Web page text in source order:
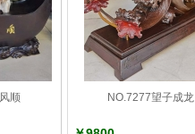
顺 NO.7277望子成龙